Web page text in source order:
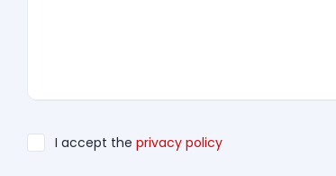
I accept the privacy policy